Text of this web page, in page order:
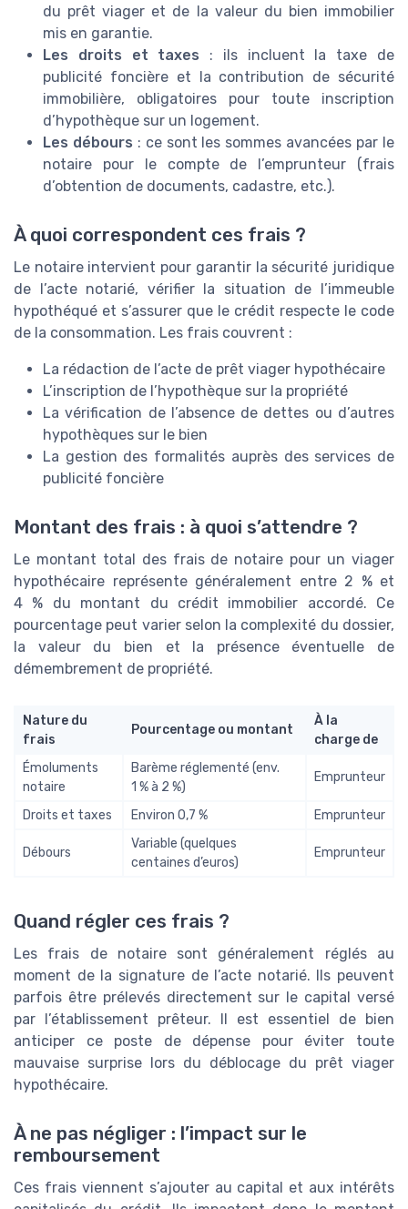
du prêt viager et de la valeur du bien immobilier
mis en garantie.
Les droits et taxes : ils incluent la taxe de
publicité foncière et la contribution de sécurité
immobilière, obligatoires pour toute inscription
d’hypothèque sur un logement.
Les débours : ce sont les sommes avancées par le
notaire pour le compte de l’emprunteur (frais
d’obtention de documents, cadastre, etc.).
À quoi correspondent ces frais ?
Le notaire intervient pour garantir la sécurité juridique
de l’acte notarié, vérifier la situation de l’immeuble
hypothéqué et s’assurer que le crédit respecte le code
de la consommation. Les frais couvrent :
La rédaction de l’acte de prêt viager hypothécaire
L’inscription de l’hypothèque sur la propriété
La vérification de l’absence de dettes ou d’autres
hypothèques sur le bien
La gestion des formalités auprès des services de
publicité foncière
Montant des frais : à quoi s’attendre ?
Le montant total des frais de notaire pour un viager
hypothécaire représente généralement entre 2 % et
4 % du montant du crédit immobilier accordé. Ce
pourcentage peut varier selon la complexité du dossier,
la valeur du bien et la présence éventuelle de
démembrement de propriété.
Nature du
frais
Pourcentage ou montant
À la
charge de
Émoluments
notaire
Barème réglementé (env.
1 % à 2 %)
Emprunteur
Droits et taxes Environ 0,7 % Emprunteur
Débours
Variable (quelques
centaines d’euros)
Emprunteur
Quand régler ces frais ?
Les frais de notaire sont généralement réglés au
moment de la signature de l’acte notarié. Ils peuvent
parfois être prélevés directement sur le capital versé
par l’établissement prêteur. Il est essentiel de bien
anticiper ce poste de dépense pour éviter toute
mauvaise surprise lors du déblocage du prêt viager
hypothécaire.
À ne pas négliger : l’impact sur le
remboursement
Ces frais viennent s’ajouter au capital et aux intérêts